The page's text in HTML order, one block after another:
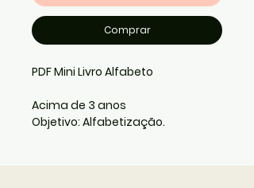
Comprar
PDF Mini Livro Alfabeto
Acima de 3 anos
Objetivo: Alfabetização.